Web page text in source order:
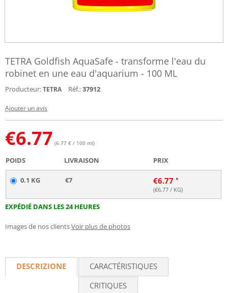
TETRA Goldfish AquaSafe - transforme l'eau du
robinet en une eau d'aquarium - 100 ML
Producteur:TETRA Réf.:37912
Ajouter un avis
€6.77 (6.77 € / 100 ml)
POIDS LIVRAISON PRIX
0.1 KG €7 €6.77
(€6.77 / KG)
EXPÉDIÉ DANS LES 24 HEURES
Images de nos clientsVoir plus de photos
DESCRIZIONE
CARACTÉRISTIQUES
CRITIQUES